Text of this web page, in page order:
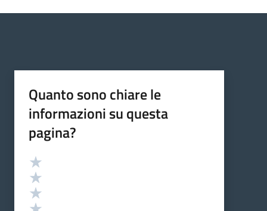
Quanto sono chiare le
informazioni su questa
pagina?
Valutazione